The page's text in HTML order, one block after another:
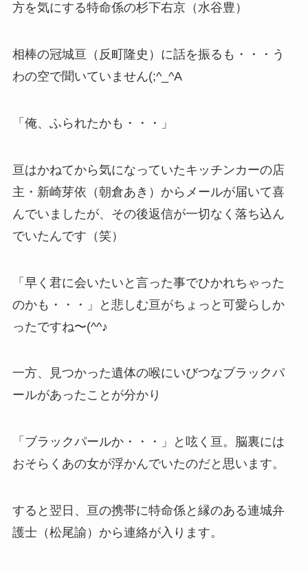
方を気にする特命係の杉下右京（水谷豊）
相棒の冠城亘（反町隆史）に話を振るも・・・う
わの空で聞いていません(;^_^A
「俺、ふられたかも・・・」
亘はかねてから気になっていたキッチンカーの店
主・新崎芽依（朝倉あき）からメールが届いて喜
んでいましたが、その後返信が一切なく落ち込ん
でいたんです（笑）
「早く君に会いたいと言った事でひかれちゃった
のかも・・・」と悲しむ亘がちょっと可愛らしか
ったですね〜(^^♪
一方、見つかった遺体の喉にいびつなブラックパ
ールがあったことが分かり
「ブラックパールか・・・」と呟く亘。脳裏には
おそらくあの女が浮かんでいたのだと思います。
すると翌日、亘の携帯に特命係と縁のある連城弁
護士（松尾諭）から連絡が入ります。